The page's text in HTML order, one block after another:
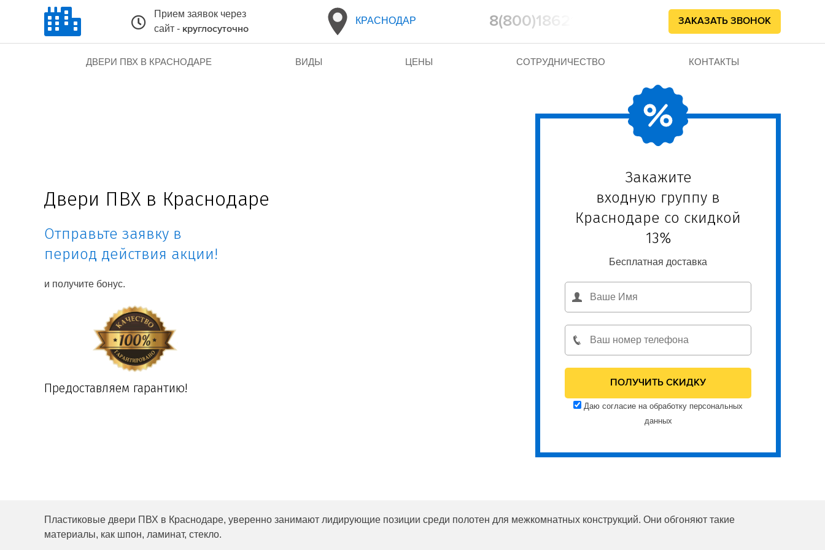
Прием заявок через
сайт - круглосуточно
КРАСНОДАР 8(800)1862102 ЗАКАЗАТЬ ЗВОНОК
ДВЕРИ ПВХ В КРАСНОДАРЕ ВИДЫ ЦЕНЫ СОТРУДНИЧЕСТВО КОНТАКТЫ
Двери ПВХ в Краснодаре
Отправьте заявку в
период действия акции!
и получите бонус.
Предоставляем гарантию!
Закажите
входную группу в
Краснодаре со скидкой
13%
Бесплатная доставка
Даю согласие на обработку персональных
данных
Пластиковые двери ПВХ в Краснодаре, уверенно занимают лидирующие позиции среди полотен для межкомнатных конструкций. Они обгоняют такие
материалы, как шпон, ламинат, стекло.